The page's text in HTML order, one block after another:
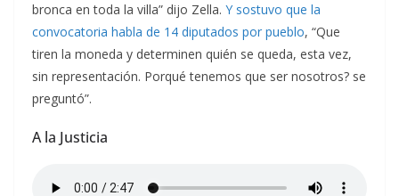
bronca en toda la villa” dijo Zella. Y sostuvo que la
convocatoria habla de 14 diputados por pueblo, “Que
tiren la moneda y determinen quién se queda, esta vez,
sin representación. Porqué tenemos que ser nosotros? se
preguntó”.
A la Justicia